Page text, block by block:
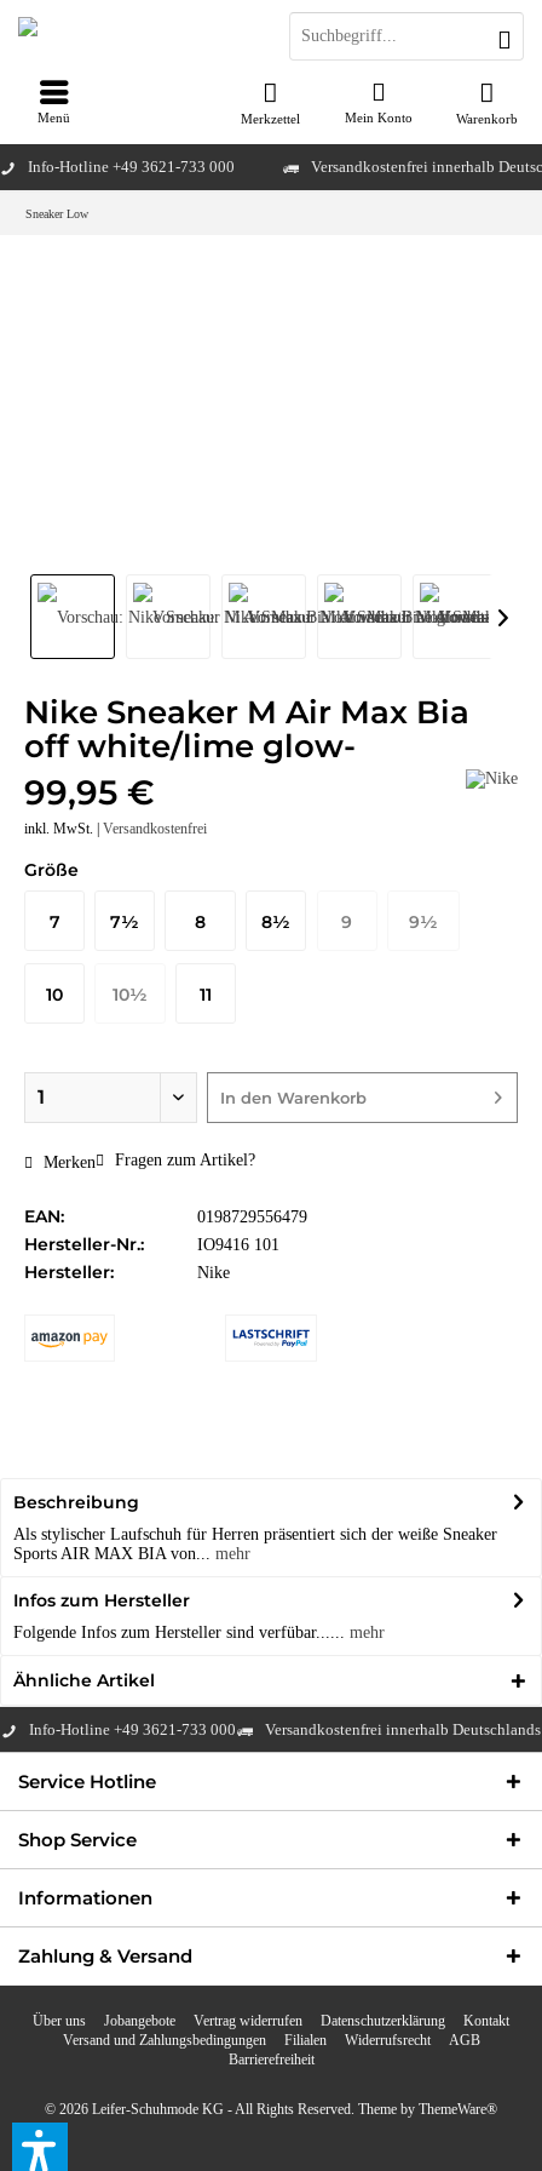
Info-Hotline +49 3621-733 000 Versandkostenfrei innerhalb
Warenkorb
Merkzettel Mein Konto
Menü
Sneaker Low
Nike Sneaker M Air Max Bia
off white/lime glow-
99,95 €
inkl. MwSt. | Versandkostenfrei
Größe
7 7½ 8 8½ 9 9½
10 10½ 11
In den Warenkorb
Merken Fragen zum Artikel?
EAN: 0198729556479
Hersteller-Nr.: IO9416 101
Hersteller: Nike
Beschreibung
Als stylischer Laufschuh für Herren präsentiert sich der weiße Sneaker
Sports AIR MAX BIA von... mehr
Infos zum Hersteller
Folgende Infos zum Hersteller sind verfübar...... mehr
Ähnliche Artikel
Info-Hotline +49 3621-733 000 Versandkostenfrei innerhalb Deutschlands
Service Hotline
Shop Service
Informationen
Zahlung & Versand
Über uns Jobangebote Vertrag widerrufen Datenschutzerklärung
Kontakt
Versand und Zahlungsbedingungen
Filialen Widerrufsrecht
AGB
Barrierefreiheit
© 2026 Leifer-Schuhmode KG - All Rights Reserved. Theme by ThemeWare®